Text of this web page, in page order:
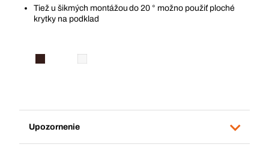
Tiež u šikmých montážou do 20 ° možno použiť ploché
krytky na podklad
Upozornenie